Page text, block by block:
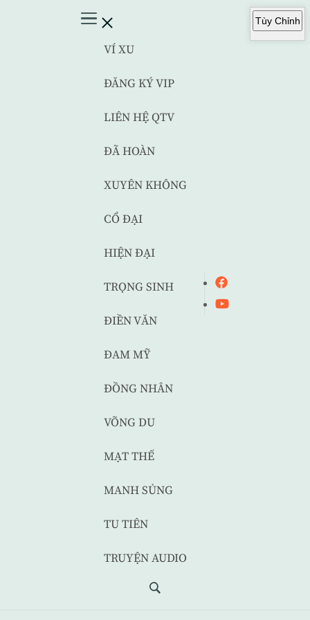
VÍ XU
ĐĂNG KÝ VIP
LIÊN HỆ QTV
ĐÃ HOÀN
XUYÊN KHÔNG
CỔ ĐẠI
HIỆN ĐẠI
TRỌNG SINH
ĐIỀN VĂN
ĐAM MỸ
ĐỒNG NHÂN
VÕNG DU
MẠT THẾ
MANH SỦNG
TU TIÊN
TRUYỆN AUDIO
Tùy Chỉnh